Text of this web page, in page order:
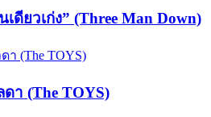
ดียวเก่ง” (Three Man Down)
า (The TOYS)